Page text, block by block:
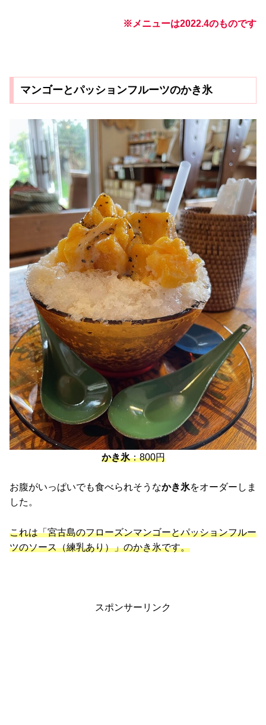
※メニューは2022.4のものです
マンゴーとパッションフルーツのかき氷
かき氷：800円
お腹がいっぱいでも食べられそうなかき氷をオーダーしま
した。
これは「宮古島のフローズンマンゴーとパッションフルー
ツのソース（練乳あり）」のかき氷です。
スポンサーリンク